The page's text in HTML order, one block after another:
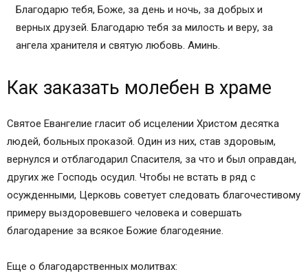
Благодарю тебя, Боже, за день и ночь, за добрых и
верных друзей. Благодарю тебя за милость и веру, за
ангела хранителя и святую любовь. Аминь.
Как заказать молебен в храме
Святое Евангелие гласит об исцелении Христом десятка
людей, больных проказой. Один из них, став здоровым,
вернулся и отблагодарил Спасителя, за что и был оправдан,
других же Господь осудил. Чтобы не встать в ряд с
осужденными, Церковь советует следовать благочестивому
примеру выздоровевшего человека и совершать
благодарение за всякое Божие благодеяние.
Еще о благодарственных молитвах: